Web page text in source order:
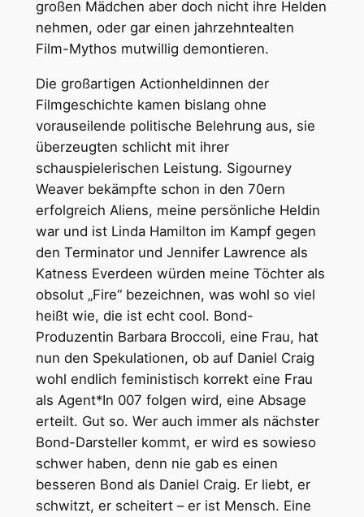
großen Mädchen aber doch nicht ihre Helden
nehmen, oder gar einen jahrzehntealten
Film-Mythos mutwillig demontieren.
Die großartigen Actionheldinnen der
Filmgeschichte kamen bislang ohne
vorauseilende politische Belehrung aus, sie
überzeugten schlicht mit ihrer
schauspielerischen Leistung. Sigourney
Weaver bekämpfte schon in den 70ern
erfolgreich Aliens, meine persönliche Heldin
war und ist Linda Hamilton im Kampf gegen
den Terminator und Jennifer Lawrence als
Katness Everdeen würden meine Töchter als
obsolut „Fire“ bezeichnen, was wohl so viel
heißt wie, die ist echt cool. Bond-
Produzentin Barbara Broccoli, eine Frau, hat
nun den Spekulationen, ob auf Daniel Craig
wohl endlich feministisch korrekt eine Frau
als Agent*In 007 folgen wird, eine Absage
erteilt. Gut so. Wer auch immer als nächster
Bond-Darsteller kommt, er wird es sowieso
schwer haben, denn nie gab es einen
besseren Bond als Daniel Craig. Er liebt, er
schwitzt, er scheitert – er ist Mensch. Eine